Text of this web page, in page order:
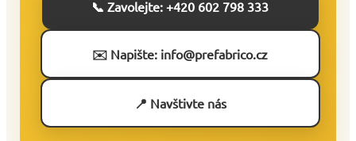
📞 Zavolejte: +420 602 798 333
✉️ Napište: info@prefabrico.cz
📍 Navštivte nás